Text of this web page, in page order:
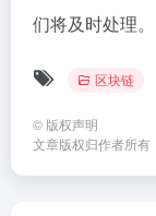
们将及时处理。
区块链
© 版权声明
文章版权归作者所有